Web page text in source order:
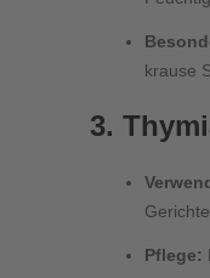
krause
3.
Pflege: